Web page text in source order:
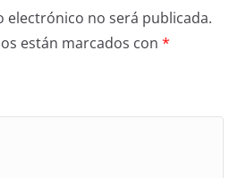
electrónico no será publicada.
están marcados con *